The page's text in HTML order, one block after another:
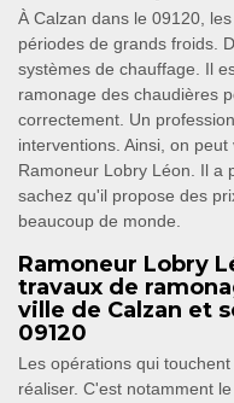
À Calzan dans le 09120,
périodes de grands froids.
systèmes de chauffage. Il
ramonage des chaudières
correctement. Un
interventions. Ainsi, on
Ramoneur Lobry Léon. Il a
sachez qu'il propose des
beaucoup de monde.
Ramoneur Lobry
travaux de
ville de Calzan et
09120
Les opérations qui
réaliser. C'est notamment